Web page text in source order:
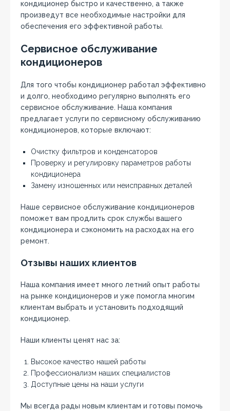
кондиционер быстро и качественно‚ а также
произведут все необходимые настройки для
обеспечения его эффективной работы.
Сервисное обслуживание
кондиционеров
Для того чтобы кондиционер работал эффективно
и долго‚ необходимо регулярно выполнять его
сервисное обслуживание. Наша компания
предлагает услуги по сервисному обслуживанию
кондиционеров‚ которые включают:
Очистку фильтров и конденсаторов
Проверку и регулировку параметров работы
кондиционера
Замену изношенных или неисправных деталей
Наше сервисное обслуживание кондиционеров
поможет вам продлить срок службы вашего
кондиционера и сэкономить на расходах на его
ремонт.
Отзывы наших клиентов
Наша компания имеет много летний опыт работы
на рынке кондиционеров и уже помогла многим
клиентам выбрать и установить подходящий
кондиционер.
Наши клиенты ценят нас за:
Высокое качество нашей работы
Профессионализм наших специалистов
Доступные цены на наши услуги
Мы всегда рады новым клиентам и готовы помочь